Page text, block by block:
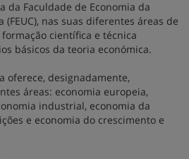
da Faculdade de Economia da
nas suas diferentes áreas de
científica e técnica
básicos da teoria económica.
oferece, designadamente,
áreas: economia europeia,
industrial, economia da
e economia do crescimento e